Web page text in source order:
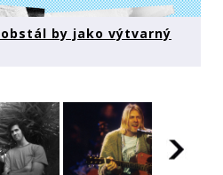
obstál by jako výtvarný